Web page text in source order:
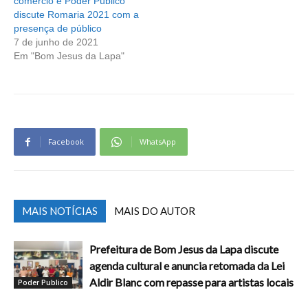
discute Romaria 2021 com a
presença de público
7 de junho de 2021
Em "Bom Jesus da Lapa"
Facebook WhatsApp
MAIS NOTÍCIAS MAIS DO AUTOR
Poder Publico
Prefeitura de Bom Jesus da Lapa discute
agenda cultural e anuncia retomada da Lei
Aldir Blanc com repasse para artistas locais